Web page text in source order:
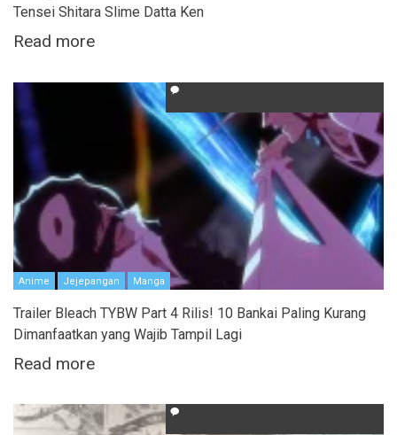
Tensei Shitara Slime Datta Ken
Read more
Anime Jejepangan Manga
Trailer Bleach TYBW Part 4 Rilis! 10 Bankai Paling Kurang
Dimanfaatkan yang Wajib Tampil Lagi
Read more